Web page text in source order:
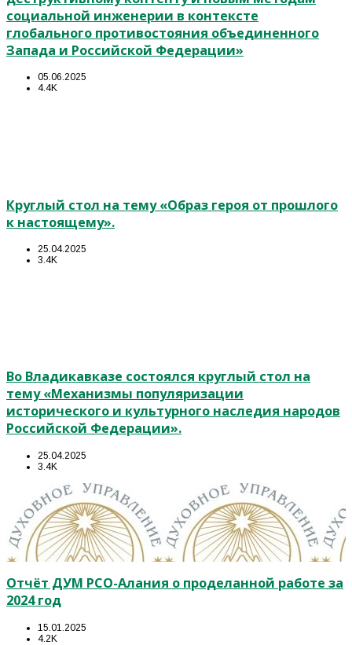
социальной инженерии в контексте
глобального противостояния объединенного
Запада и Российской Федерации»
05.06.2025
4.4K
Круглый стол на тему «Образ героя от прошлого
к настоящему».
25.04.2025
3.4K
Во Владикавказе состоялся круглый стол на
тему «Механизмы популяризации
исторического и культурного наследия народов
Российской Федерации».
25.04.2025
3.4K
Отчёт ДУМ РСО-Алания о проделанной работе за
2024 год
15.01.2025
4.2K